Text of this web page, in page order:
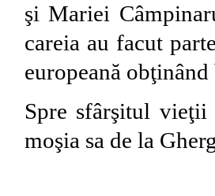
şi Mariei
careia au facut
europeană
Spre sfârşitul vieţii
moşia sa de la